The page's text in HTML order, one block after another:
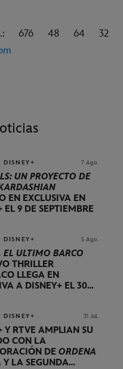
676 48 64 32
DISNEY+ 7 Ago.
UN PROYECTO DE
EN EXCLUSIVA EN
EL 9 DE SEPTIEMBRE
DISNEY+ 5 Ago.
EL ÚLTIMO BARCO
THRILLER
LLEGA EN
A DISNEY+ EL 30
DISNEY+ 31 Jul.
Y RTVE AMPLÍAN SU
CON LA
DE ORDENA
Y LA SEGUNDA